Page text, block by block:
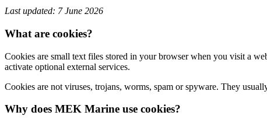
Last updated: 7 June 2026
What are cookies?
Cookies are small text files stored in your browser when you visit a
activate optional external services.
Cookies are not viruses, trojans, worms, spam or spyware. They
Why does MEK Marine use cookies?